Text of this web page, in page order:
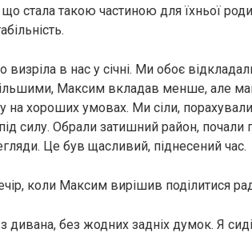
що стала такою частиною для їхньої
визріла в нас у січні. Ми обоє
Максим вкладав менше, але
на хороших умовах. Ми сіли,
силу. Обрали затишний район, почали
Це був щасливий, піднесений час.
коли Максим вирішив поділитися
дивана, без жодних задніх думок. Я